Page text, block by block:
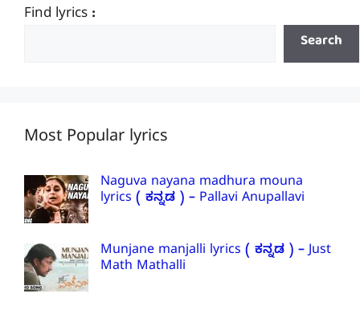
Find lyrics :
Search
Most Popular lyrics
Naguva nayana madhura mouna
lyrics ( ಕನ್ನಡ ) – Pallavi Anupallavi
Munjane manjalli lyrics ( ಕನ್ನಡ ) – Just
Math Mathalli